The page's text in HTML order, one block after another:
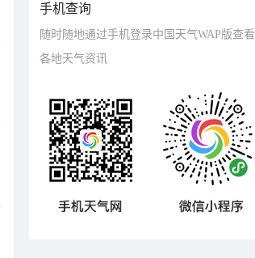
手机查询
随时随地通过手机登录中国天气WAP版查看
各地天气资讯